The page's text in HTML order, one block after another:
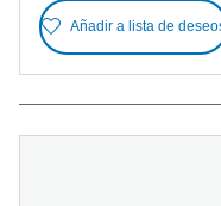
Añadir a lista de